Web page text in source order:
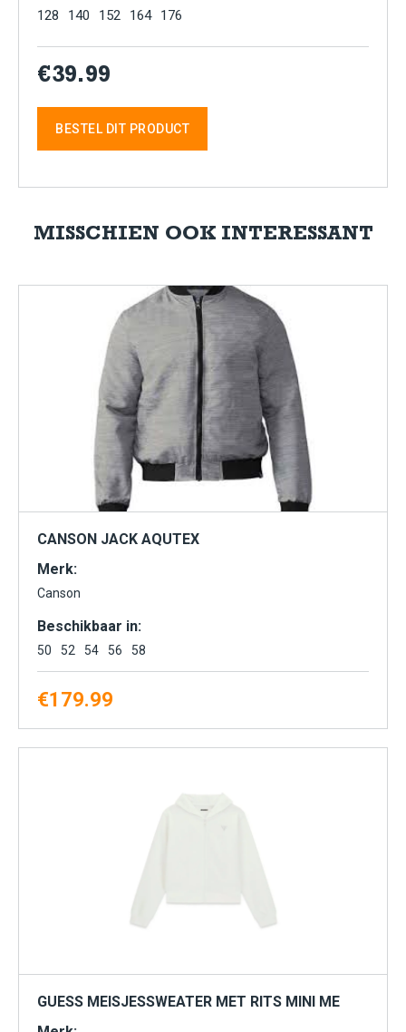
128 140 152 164 176
€39.99
BESTEL DIT PRODUCT
MISSCHIEN OOK INTERESSANT
CANSON JACK AQUTEX
Merk:
Canson
Beschikbaar in:
50 52 54 56 58
€179.99
GUESS MEISJESSWEATER MET RITS MINI ME